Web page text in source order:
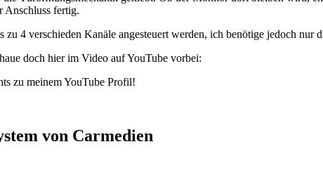
Anschluss fertig.
4 verschieden Kanäle angesteuert werden, ich benötige jedoch nur
doch hier im Video auf YouTube vorbei:
zu meinem YouTube Profil!
von Carmedien